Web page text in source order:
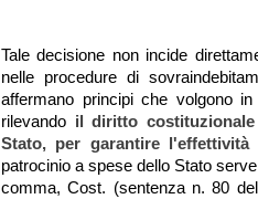
Tale decisione non incide
nelle procedure di
affermano principi che volgono
rilevando il diritto
Stato, per garantire
patrocinio a spese dello Stato
comma, Cost. (sentenza n. 80